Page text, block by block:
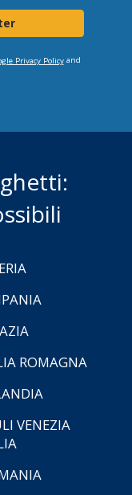
Privacy Policyand
ROMAGNA
VENEZIA